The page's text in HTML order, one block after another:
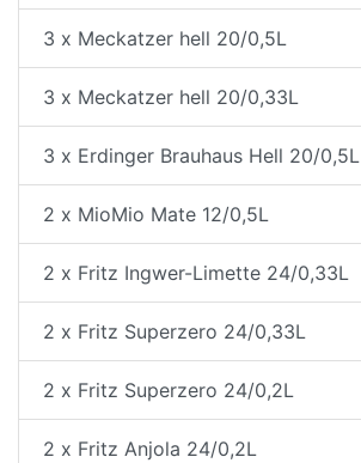
3 x Meckatzer hell 20/0,5L
3 x Meckatzer hell 20/0,33L
3 x Erdinger Brauhaus Hell 20/0,5L
2 x MioMio Mate 12/0,5L
2 x Fritz Ingwer-Limette 24/0,33L
2 x Fritz Superzero 24/0,33L
2 x Fritz Superzero 24/0,2L
2 x Fritz Anjola 24/0,2L